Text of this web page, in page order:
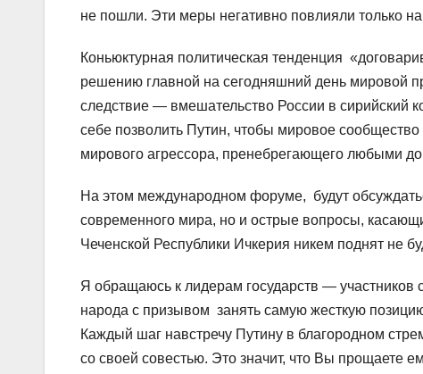
не пошли. Эти меры негативно повлияли только
Коньюктурная политическая тенденция
решению главной на сегодняшний день мировой
следствие — вмешательство России в сирийский
себе позволить Путин, чтобы мировое
мирового агрессора, пренебрегающего любыми
На этом международном форуме, будут
современного мира, но и острые вопросы,
Чеченской Республики Ичкерия никем поднят не
Я обращаюсь к лидерам государств — участников
народа с призывом занять самую жесткую
Каждый шаг навстречу Путину в благородном
со своей совестью. Это значит, что Вы прощаете